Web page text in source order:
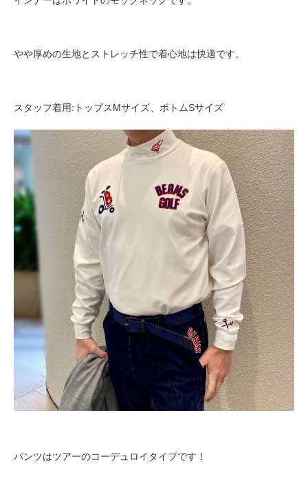
やや厚めの生地とストレッチ性で着心地は快適です。
スタッフ着用:トップスMサイズ、ボトムSサイズ
パンツはツアーのコーデュロイタイプです！